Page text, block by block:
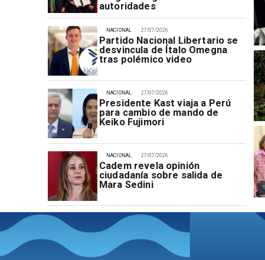
autoridades
27/07/2026
Partido Nacional Libertario se
desvincula de Ítalo Omegna
tras polémico video
NACIONAL
27/07/2026
Presidente Kast viaja a Perú
para cambio de mando de
Keiko Fujimori
NACIONAL
27/07/2026
Cadem revela opinión
ciudadanía sobre salida de
Mara Sedini
NACIONAL